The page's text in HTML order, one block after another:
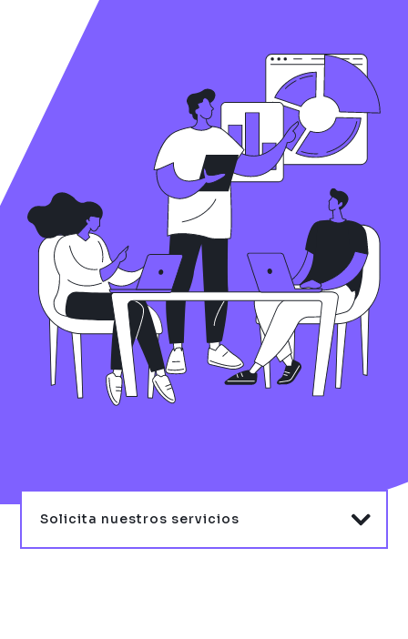
Solicita nuestros servicios